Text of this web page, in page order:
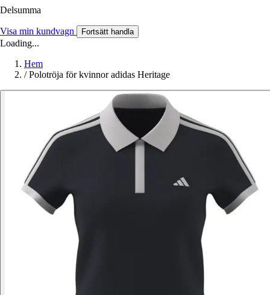
Delsumma
Visa min kundvagn Fortsätt handla
Loading...
Hem
/ Polotröja för kvinnor adidas Heritage